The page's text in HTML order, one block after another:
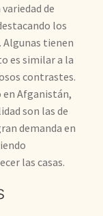
de
los
Algunas tienen
es similar a la
contrastes.
en Afganistán,
son las de
demanda en
las casas.